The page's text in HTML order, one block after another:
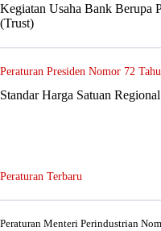
Kegiatan Usaha Bank Berupa
(Trust)
Peraturan Presiden Nomor 72
Standar Harga Satuan Regional
Peraturan Terbaru
Peraturan Menteri Perindustrian